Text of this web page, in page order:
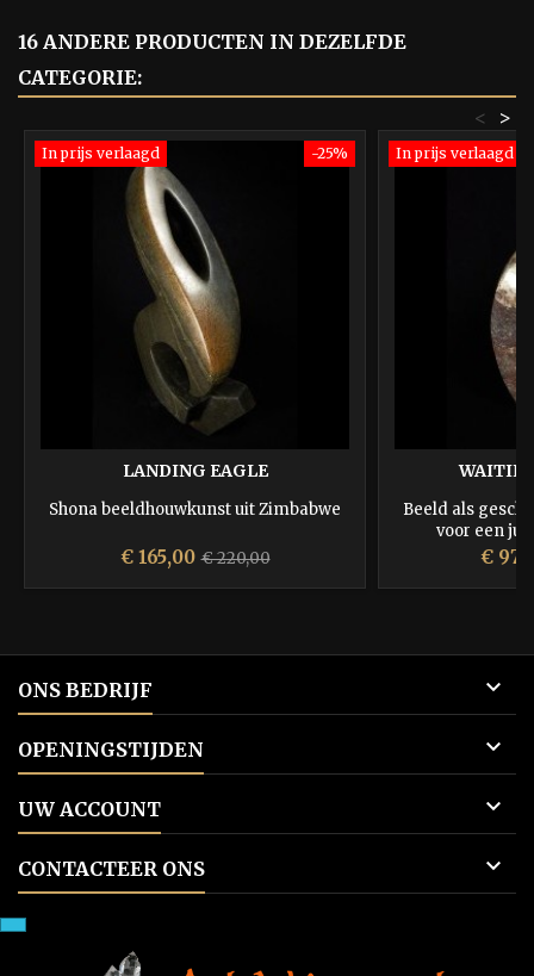
16 ANDERE PRODUCTEN IN DEZELFDE
CATEGORIE:
>
<
-25%
In prijs verlaagd
LANDING EAGLE
Shona beeldhouwkunst uit Zimbabwe
Prijs
€ 165,00 Normale
prijs
€ 220,00
In prijs verlaagd
Beeld als
voor een
gewaardeerd
Prijs
€
ONS BEDRIJF 
OPENINGSTIJDEN 
UW ACCOUNT 
CONTACTEER ONS 